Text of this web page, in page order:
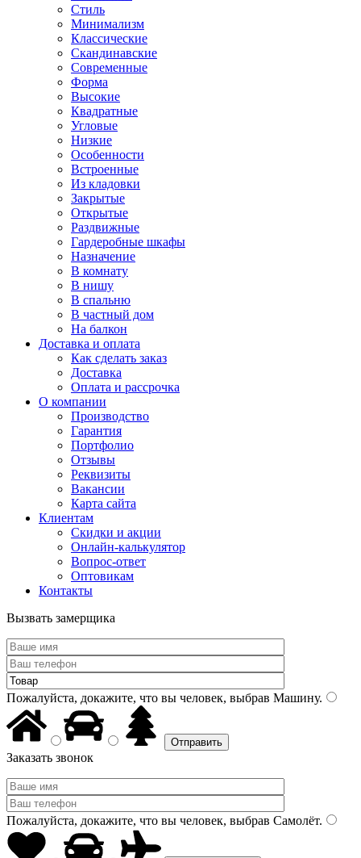
Стиль
Минимализм
Классические
Скандинавские
Современные
Форма
Высокие
Квадратные
Угловые
Низкие
Особенности
Встроенные
Из кладовки
Закрытые
Открытые
Раздвижные
Гардеробные шкафы
Назначение
В комнату
В нишу
В спальню
В частный дом
На балкон
Доставка и оплата
Как сделать заказ
Доставка
Оплата и рассрочка
О компании
Производство
Гарантия
Портфолио
Отзывы
Реквизиты
Вакансии
Карта сайта
Клиентам
Скидки и акции
Онлайн-калькулятор
Вопрос-ответ
Оптовикам
Контакты
Вызвать замерщика
Пожалуйста, докажите, что вы человек, выбрав Машину.
Заказать звонок
Пожалуйста, докажите, что вы человек, выбрав Самолёт.